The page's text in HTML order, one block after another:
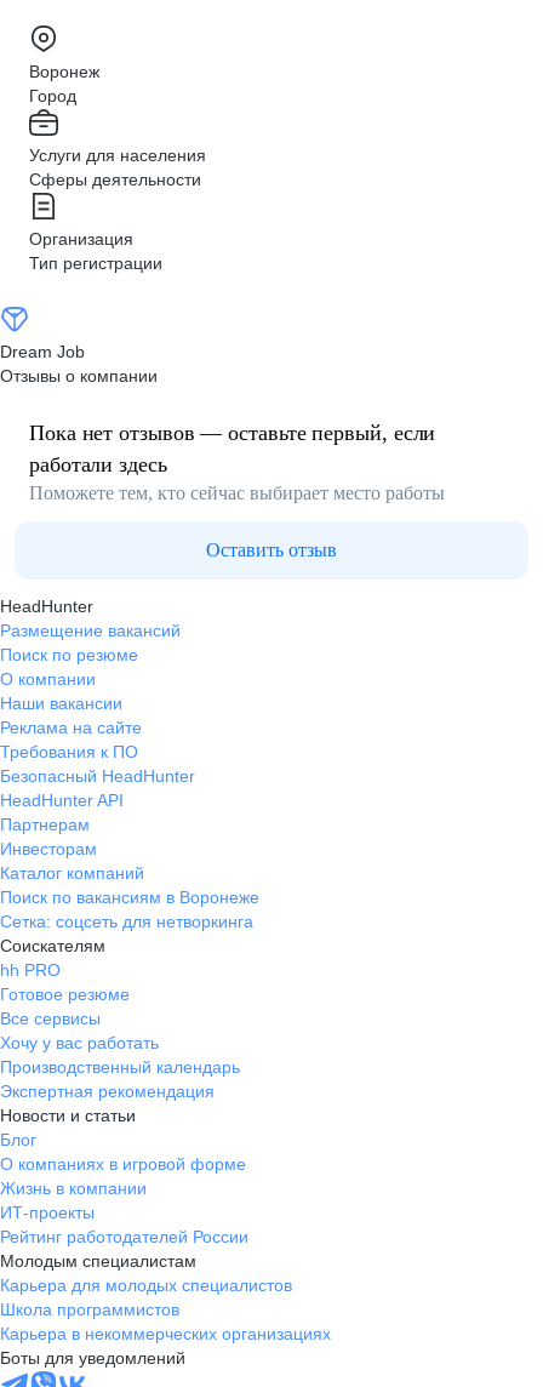
Воронеж
Город
Услуги для населения
Сферы деятельности
Организация
Тип регистрации
Dream Job
Отзывы о компании
Пока нет отзывов — оставьте первый, если
работали здесь
Поможете тем, кто сейчас выбирает место работы
Оставить отзыв
HeadHunter
Размещение вакансий
Поиск по резюме
О компании
Наши вакансии
Реклама на сайте
Требования к ПО
Безопасный HeadHunter
HeadHunter API
Партнерам
Инвесторам
Каталог компаний
Поиск по вакансиям в Воронеже
Сетка: соцсеть для нетворкинга
Соискателям
hh PRO
Готовое резюме
Все сервисы
Хочу у вас работать
Производственный календарь
Экспертная рекомендация
Новости и статьи
Блог
О компаниях в игровой форме
Жизнь в компании
ИТ-проекты
Рейтинг работодателей России
Молодым специалистам
Карьера для молодых специалистов
Школа программистов
Карьера в некоммерческих организациях
Боты для уведомлений